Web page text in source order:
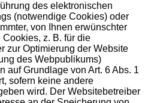
des elektronischen
(notwendige Cookies) oder
von Ihnen erwünschter
z. B. für die
zur Optimierung der Website
des Webpublikums)
auf Grundlage von Art. 6 Abs. 1
sofern keine andere
wird. Der Websitebetreiber